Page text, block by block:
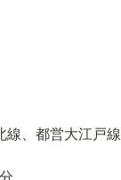
、都営大江戸